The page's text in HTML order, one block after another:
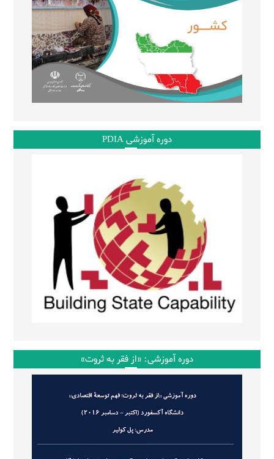
دوره آموزشی PDIA
دوره آموزشی: «از فقر به ثروت»